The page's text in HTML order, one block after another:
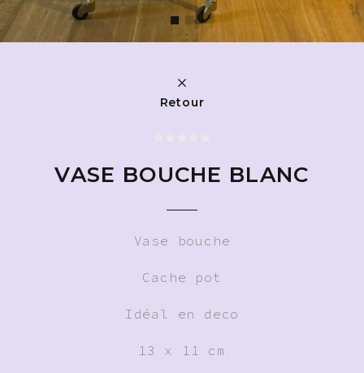
Retour
VASE BOUCHE BLANC
Vase bouche
Cache pot
Idéal en deco
13 x 11 cm